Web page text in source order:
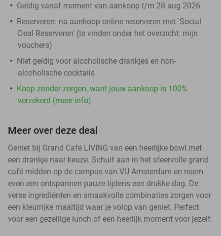
Geldig vanaf moment van aankoop t/m 28 aug 2026
Reserveren: na aankoop online reserveren met 'Social
Deal Reserveren' (te vinden onder het overzicht: mijn
vouchers)
Niet geldig voor alcoholische drankjes en non-
alcoholische cocktails
Koop zonder zorgen, want jouw aankoop is 100%
verzekerd (meer info)
Meer over deze deal
Geniet bij Grand Café LIVING van een heerlijke bowl met
een drankje naar keuze. Schuif aan in het sfeervolle grand
café midden op de campus van VU Amsterdam en neem
even een ontspannen pauze tijdens een drukke dag. De
verse ingrediënten en smaakvolle combinaties zorgen voor
een kleurrijke maaltijd waar je volop van geniet. Perfect
voor een gezellige lunch of een heerlijk moment voor jezelf.